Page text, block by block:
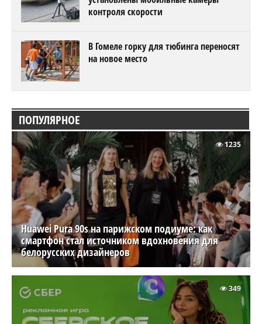
контроля скорости
В Гомеле горку для тюбинга переносят
на новое место
ПОПУЛЯРНОЕ
Huawei Pura 90s на парижском подиуме: как
смартфон стал источником вдохновения для
белорусских дизайнеров
1235
349